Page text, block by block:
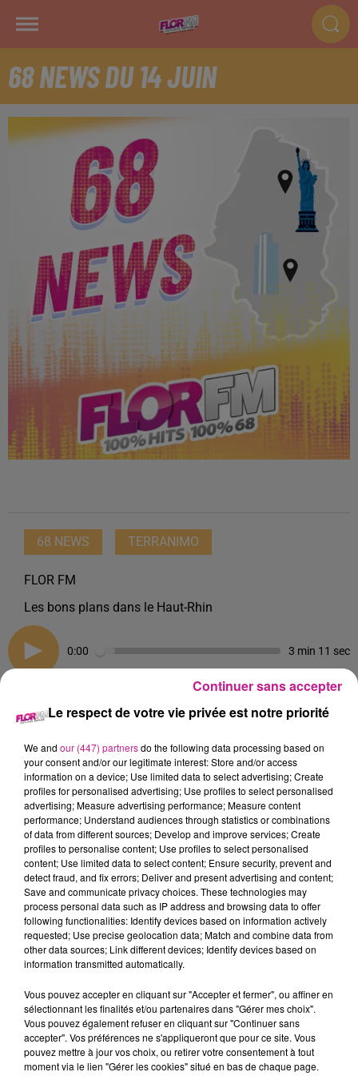
68 NEWS DU 14 JUIN
68 NEWS TERRANIMO
FLOR FM
Les bons plans dans le Haut-Rhin
0:00 3 min 11 sec
14 juin 2023 - 3 min 11 sec
68 NEWS DU 14 JUIN
Retrouvez le 68 news du 14 juin avecTerranimoBurnhaupt-
le-Haut, votre animalerie dans le Haut-Rhin
9h43
9h43 9h36
9h36 9h33
9h33
Le respect de votre vie privée est notre priorité
We and our (447) partnersdo the following data processing based on
your consent and/or our legitimate interest: Store and/or access
information on a device; Use limited data to select advertising; Create
profiles for personalised advertising; Use profiles to select personalised
advertising; Measure advertising performance; Measure content
performance; Understand audiences through statistics or combinations
of data from different sources; Develop and improve services; Create
profiles to personalise content; Use profiles to select personalised
content; Use limited data to select content; Ensure security, prevent and
detect fraud, and fix errors; Deliver and present advertising and content;
Save and communicate privacy choices. These technologies may
process personal data such as IP address and browsing data to offer
following functionalities: Identify devices based on information actively
requested; Use precise geolocation data; Match and combine data from
other data sources; Link different devices; Identify devices based on
information transmitted automatically.
Vous pouvez accepter en cliquant sur "Accepter et fermer", ou affiner en
sélectionnant les finalités et/ou partenaires dans "Gérer mes choix".
Vous pouvez également refuser en cliquant sur "Continuer sans
accepter". Vos préférences ne s'appliqueront que pour ce site. Vous
pouvez mettre à jour vos choix, ou retirer votre consentement à tout
moment via le lien "Gérer les cookies" situé en bas de chaque page.
Continuer sans accepter